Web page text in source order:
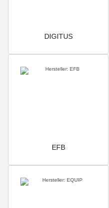
DIGITUS
EFB